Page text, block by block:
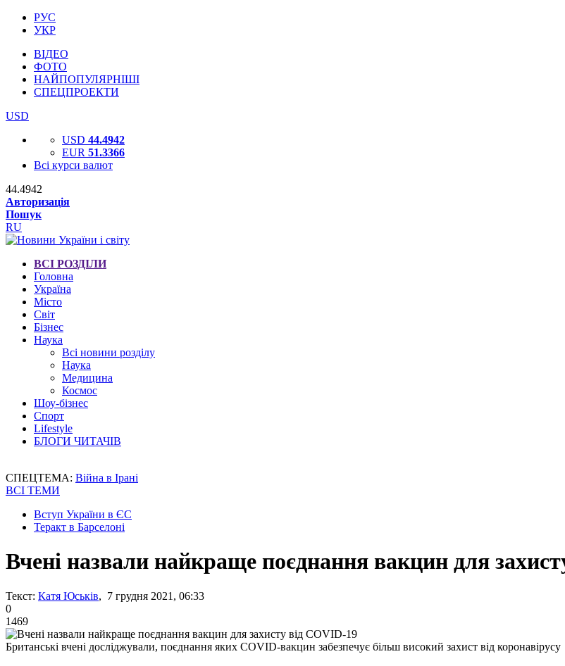
РУС
УКР
ВІДЕО
ФОТО
НАЙПОПУЛЯРНІШІ
СПЕЦПРОЕКТИ
USD
USD 44.4942
EUR 51.3366
Всі курси валют
44.4942
Авторизація
Пошук
RU
ВСІ РОЗДІЛИ
Головна
Україна
Місто
Світ
Бізнес
Наука
Всі новини розділу
Наука
Медицина
Космос
Шоу-бізнес
Спорт
Lifestyle
БЛОГИ ЧИТАЧІВ
СПЕЦТЕМА: Війна в Ірані
ВСІ ТЕМИ
Вступ України в ЄС
Теракт в Барселоні
Вчені назвали найкраще поєднання вакцин для
Текст: Катя Юськів, 7 грудня 2021, 06:33
0
1469
Британські вчені досліджували, поєднання яких COVID-вакцин забезпечує більш високий захист від коронавірусу